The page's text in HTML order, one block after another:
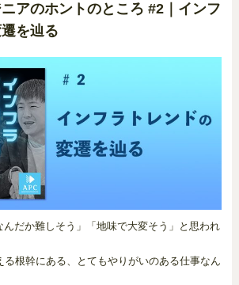
アのホントのところ #2｜インフ
を辿る
んだか難しそう」「地味で大変そう」と思われ
る根幹にある、とてもやりがいのある仕事なん